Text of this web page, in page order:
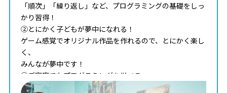
「順次」「繰り返し」など、プログラミングの基礎をしっ
かり習得！
②とにかく子どもが夢中になれる！
ゲーム感覚でオリジナル作品を作れるので、とにかく楽し
く、
みんなが夢中です！
③ご家庭でもプログラミングを学べる
期間中は、ご自宅でも学習、創作いただけます。